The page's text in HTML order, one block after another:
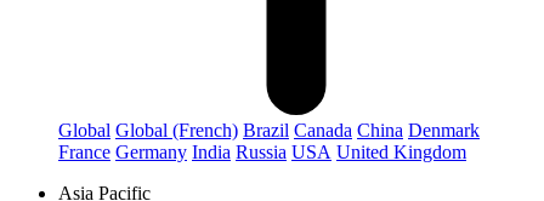
Global Global (French) Brazil Canada China Denmark
France Germany India Russia USA United Kingdom
Asia Pacific